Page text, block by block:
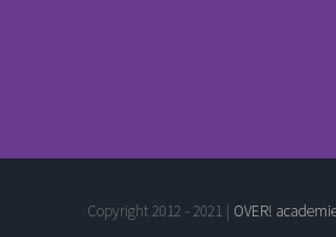
Copyright 2012 - 2021 | OVER!